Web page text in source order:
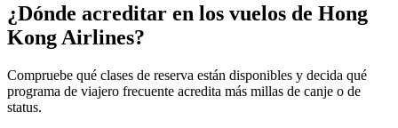
¿Dónde acreditar en los vuelos de Hong
Kong Airlines?
Compruebe qué clases de reserva están disponibles y decida qué
programa de viajero frecuente acredita más millas de canje o de
status.